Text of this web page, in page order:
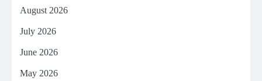
August 2026
July 2026
June 2026
May 2026